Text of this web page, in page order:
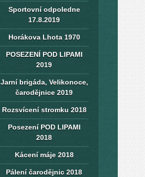
Sportovní odpoledne
17.8.2019
Horákova Lhota 1970
POSEZENÍ POD LIPAMI
2019
Jarní brigáda, Velikonoce,
čarodějnice 2019
Rozsvícení stromku 2018
Posezení POD LIPAMI
2018
Kácení máje 2018
Pálení čarodějnic 2018